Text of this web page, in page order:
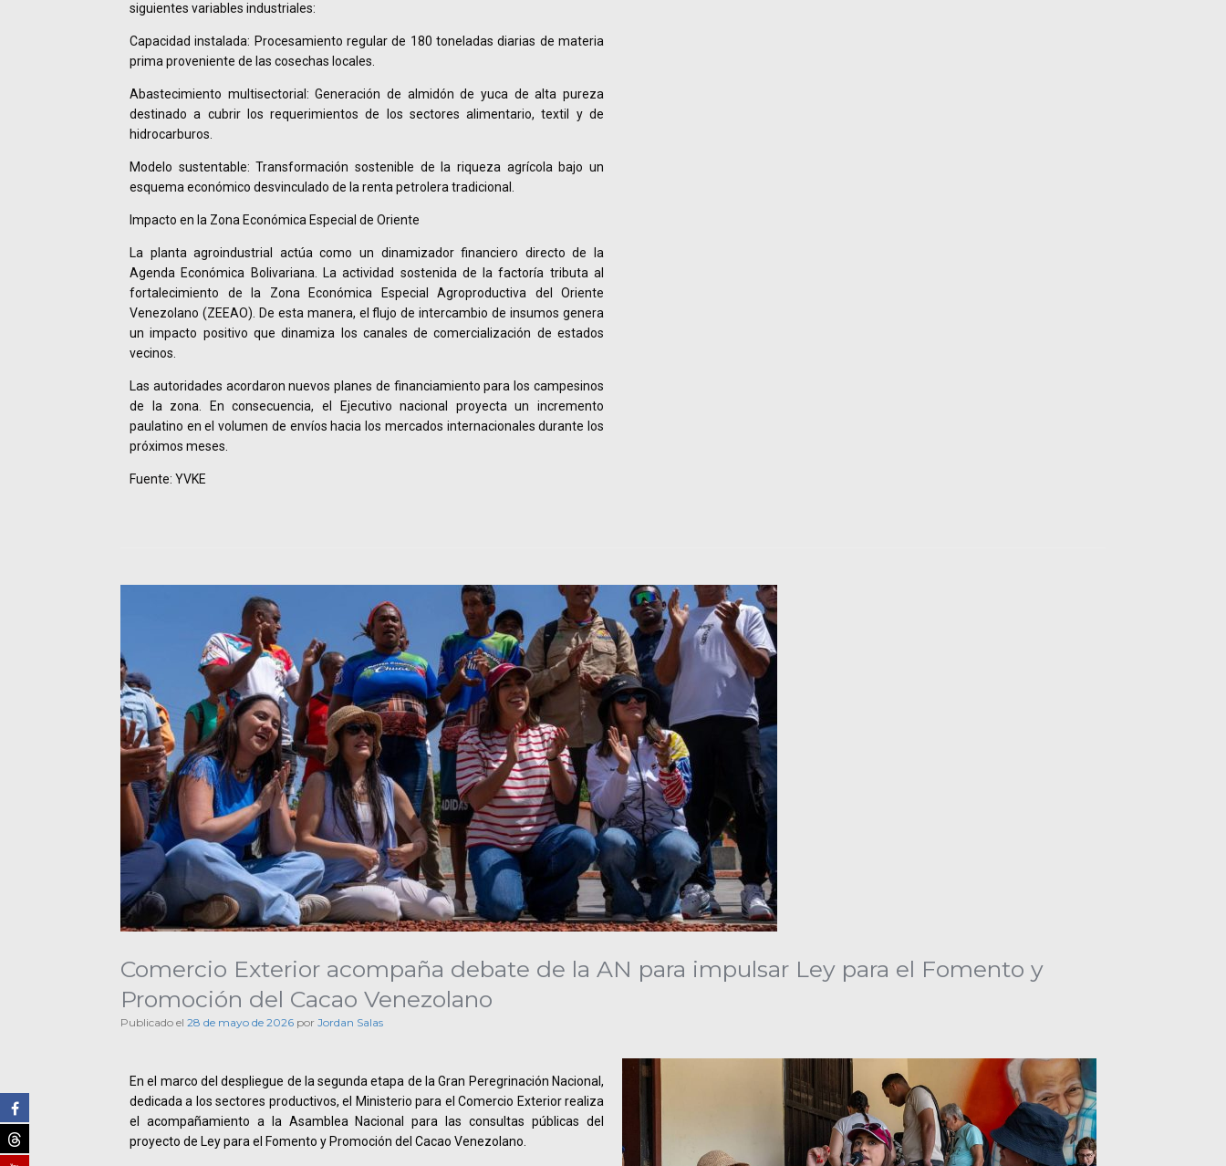
siguientes variables industriales:
Capacidad instalada: Procesamiento regular de 180 toneladas diarias de materia
prima proveniente de las cosechas locales.
Abastecimiento multisectorial: Generación de almidón de yuca de alta pureza
destinado a cubrir los requerimientos de los sectores alimentario, textil y de
hidrocarburos.
Modelo sustentable: Transformación sostenible de la riqueza agrícola bajo un
esquema económico desvinculado de la renta petrolera tradicional.
Impacto en la Zona Económica Especial de Oriente
La planta agroindustrial actúa como un dinamizador financiero directo de la
Agenda Económica Bolivariana. La actividad sostenida de la factoría tributa al
fortalecimiento de la Zona Económica Especial Agroproductiva del Oriente
Venezolano (ZEEAO). De esta manera, el flujo de intercambio de insumos genera
un impacto positivo que dinamiza los canales de comercialización de estados
vecinos.
Las autoridades acordaron nuevos planes de financiamiento para los campesinos
de la zona. En consecuencia, el Ejecutivo nacional proyecta un incremento
paulatino en el volumen de envíos hacia los mercados internacionales durante los
próximos meses.
Fuente: YVKE
Comercio Exterior acompaña debate de la AN para impulsar Ley para el Fomento y
Promoción del Cacao Venezolano
Publicado el 28 de mayo de 2026 por Jordan Salas
En el marco del despliegue de la segunda etapa de la Gran Peregrinación Nacional,
dedicada a los sectores productivos, el Ministerio para el Comercio Exterior realiza
el acompañamiento a la Asamblea Nacional para las consultas públicas del
proyecto de Ley para el Fomento y Promoción del Cacao Venezolano.